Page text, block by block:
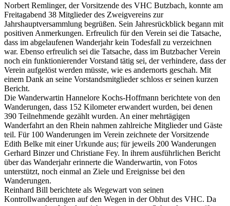
Norbert Remlinger, der Vorsitzende des VHC Butzbach, konnte am
Freitagabend 38 Mitglieder des Zweigvereins zur
Jahrshauptversammlung begrüßen. Sein Jahresrückblick begann mit
positiven Anmerkungen. Erfreulich für den Verein sei die Tatsache,
dass im abgelaufenen Wanderjahr kein Todesfall zu verzeichnen
war. Ebenso erfreulich sei die Tatsache, dass im Butzbacher Verein
noch ein funktionierender Vorstand tätig sei, der verhindere, dass der
Verein aufgelöst werden müsste, wie es andernorts geschah. Mit
einem Dank an seine Vorstandsmitglieder schloss er seinen kurzen
Bericht.
Die Wanderwartin Hannelore Kochs-Hoffmann berichtete von den
Wanderungen, dass 152 Kilometer erwandert wurden, bei denen
390 Teilnehmende gezählt wurden. An einer mehrtägigen
Wanderfahrt an den Rhein nahmen zahlreiche Mitglieder und Gäste
teil. Für 100 Wanderungen im Verein zeichnete der Vorsitzende
Edith Belke mit einer Urkunde aus; für jeweils 200 Wanderungen
Gerhard Binzer und Christiane Fey. In ihrem ausführlichen Bericht
über das Wanderjahr erinnerte die Wanderwartin, von Fotos
unterstützt, noch einmal an Ziele und Ereignisse bei den
Wanderungen.
Reinhard Bill berichtete als Wegewart von seinen
Kontrollwanderungen auf den Wegen in der Obhut des VHC. Da